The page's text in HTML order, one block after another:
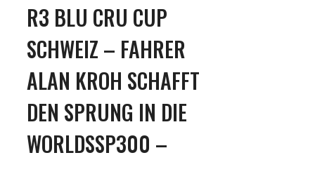
R3 BLU CRU CUP
SCHWEIZ – FAHRER
ALAN KROH SCHAFFT
DEN SPRUNG IN DIE
WORLDSSP300 –